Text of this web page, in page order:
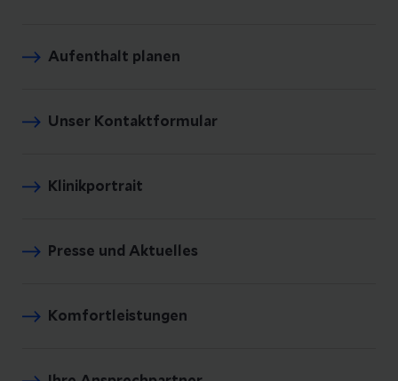
Aufenthalt planen
Unser Kontaktformular
Klinikportrait
Presse und Aktuelles
Komfortleistungen